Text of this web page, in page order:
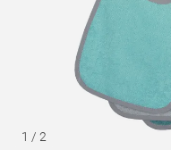
1 / 2